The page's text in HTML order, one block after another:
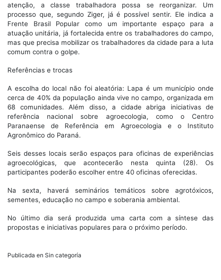
atenção, a classe trabalhadora possa se reorganizar. Um
processo que, segundo Ziger, já é possível sentir. Ele indica a
Frente Brasil Popular como um importante espaço para a
atuação unitária, já fortalecida entre os trabalhadores do campo,
mas que precisa mobilizar os trabalhadores da cidade para a luta
comum contra o golpe.
Referências e trocas
A escolha do local não foi aleatória: Lapa é um município onde
cerca de 40% da população ainda vive no campo, organizada em
68 comunidades. Além disso, a cidade abriga iniciativas de
referência nacional sobre agroecologia, como o Centro
Paranaense de Referência em Agroecologia e o Instituto
Agronômico do Paraná.
Seis desses locais serão espaços para oficinas de experiências
agroecológicas, que acontecerão nesta quinta (28). Os
participantes poderão escolher entre 40 oficinas oferecidas.
Na sexta, haverá seminários temáticos sobre agrotóxicos,
sementes, educação no campo e soberania ambiental.
No último dia será produzida uma carta com a síntese das
propostas e iniciativas populares para o próximo período.
Publicada en Sin categoría